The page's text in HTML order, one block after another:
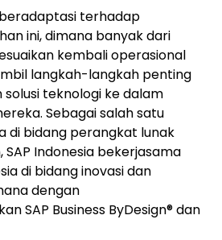
beradaptasi terhadap
ini, dimana banyak dari
kembali operasional
langkah-langkah penting
teknologi ke dalam
Sebagai salah satu
di bidang perangkat lunak
Indonesia bekerjasama
di bidang inovasi dan
dengan
SAP Business ByDesign® dan